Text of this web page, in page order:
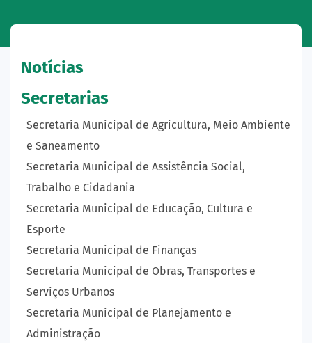
Notícias
Secretarias
Secretaria Municipal de Agricultura, Meio Ambiente
e Saneamento
Secretaria Municipal de Assistência Social,
Trabalho e Cidadania
Secretaria Municipal de Educação, Cultura e
Esporte
Secretaria Municipal de Finanças
Secretaria Municipal de Obras, Transportes e
Serviços Urbanos
Secretaria Municipal de Planejamento e
Administração